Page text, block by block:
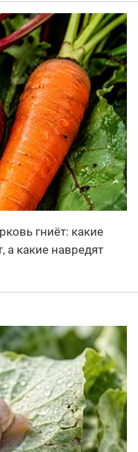
гниёт: какие
а какие навредят